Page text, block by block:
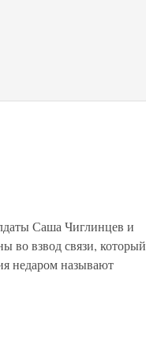
Саша Чиглинцев и
во взвод связи, который
недаром называют